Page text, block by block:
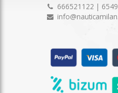
666521122 |